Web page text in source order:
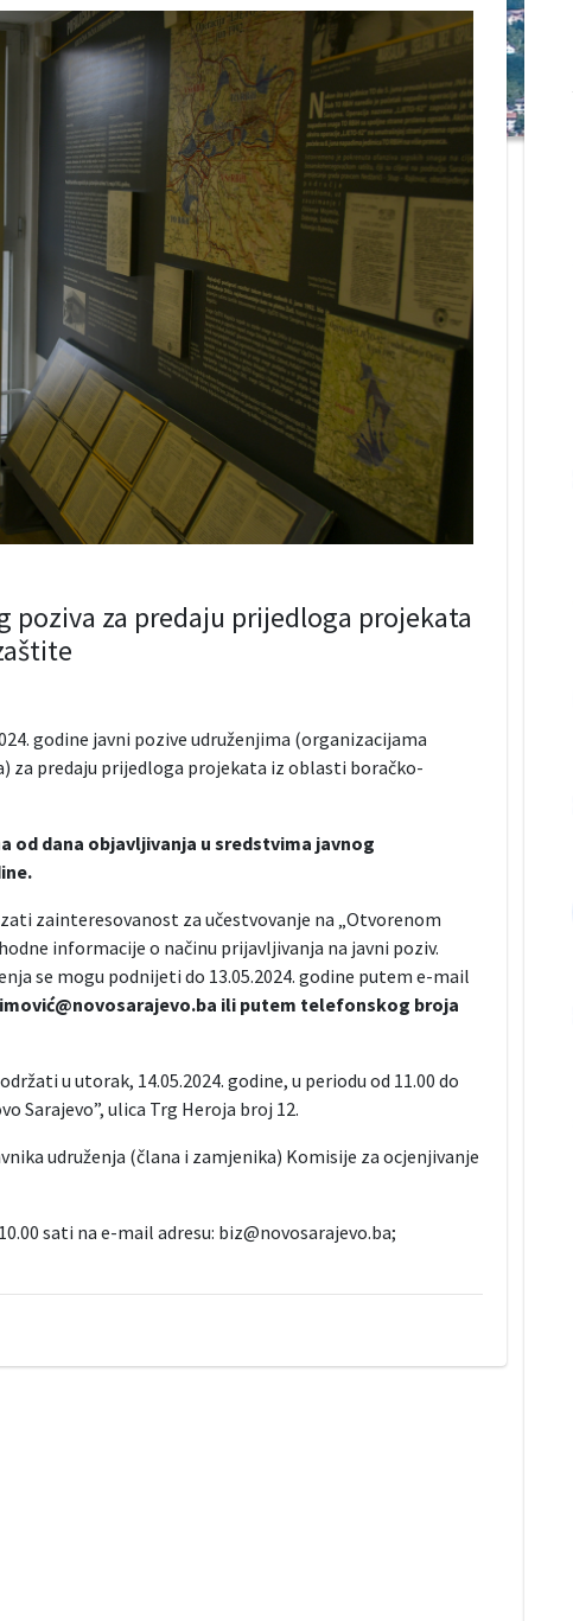
poziva za predaju prijedloga projekata
godine javni pozive udruženjima (organizacijama
za predaju prijedloga projekata iz oblasti boračko-
od dana objavljivanja u sredstvima javnog
zainteresovanost za učestvovanje na „Otvorenom
informacije o načinu prijavljivanja na javni poziv.
se mogu podnijeti do 13.05.2024. godine putem e-mail
ili putem telefonskog broja
u utorak, 14.05.2024. godine, u periodu od 11.00 do
Sarajevo”, ulica Trg Heroja broj 12.
udruženja (člana i zamjenika) Komisije za ocjenjivanje
sati na e-mail adresu: biz@novosarajevo.ba;